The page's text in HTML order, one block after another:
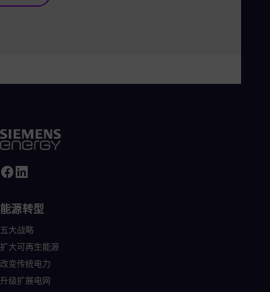
能源转型
五大战略
扩大可再生能源
改变传统电力
升级扩展电网